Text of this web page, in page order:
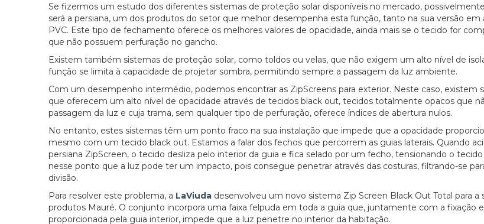
Se fizermos um estudo dos diferentes sistemas de proteção solar disponíveis no mercado,
será a persiana, um dos produtos do setor que melhor desempenha esta função, tanto na sua versão
PVC. Este tipo de fechamento oferece os melhores valores de opacidade, ainda mais se o tecido for
que não possuem perfuração no gancho.
Existem também sistemas de proteção solar, como toldos ou velas, que não exigem um alto nível de
função se limita à capacidade de projetar sombra, permitindo sempre a passagem da luz ambiente.
Com um desempenho intermédio, podemos encontrar as ZipScreens para exterior. Neste caso, existem
que oferecem um alto nível de opacidade através de tecidos black out, tecidos totalmente opacos que
passagem da luz e cuja trama, sem qualquer tipo de perfuração, oferece índices de abertura nulos.
No entanto, estes sistemas têm um ponto fraco na sua instalação que impede que a opacidade
mesmo com um tecido black out. Estamos a falar dos fechos que percorrem as guias laterais. Quando
persiana ZipScreen, o tecido desliza pelo interior da guia e fica selado por um fecho, tensionando o tecido
nesse ponto que a luz pode ter um impacto, pois consegue penetrar através das costuras, filtrando-se
divisão.
Para resolver este problema, a LaViuda desenvolveu um novo sistema Zip Screen Black Out Total para a
produtos Mauré. O conjunto incorpora uma faixa felpuda em toda a guia que, juntamente com a fixação
proporcionada pela guia interior, impede que a luz penetre no interior da habitação.